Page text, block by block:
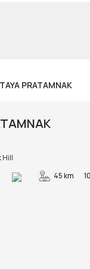
PRATAMNAK
Hill
45 km